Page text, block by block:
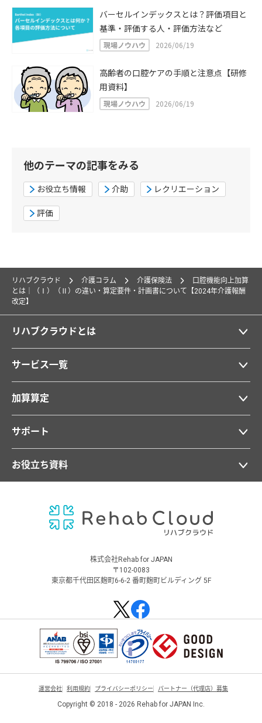
バーセルインデックスとは？評価項目と
基準・評価する人・評価方法など
現場ノウハウ 2026/06/19
高齢者の口腔ケアの手順と注意点【研修
用資料】
現場ノウハウ 2026/06/19
他のテーマの記事をみる
お役立ち情報 介助 レクリエーション
評価
リハブクラウド 介護コラム 介護保険法
口腔機能向上加算
とは｜（Ⅰ）（Ⅱ）の違い・算定要件・計画書について【2024年介護報酬
改定】
リハブクラウドとは
サービス一覧
加算算定
サポート
お役立ち資料
株式会社Rehab for JAPAN
〒102-0083
東京都千代田区麹町6-6-2 番町麹町ビルディング 5F
運営会社 利用規約 プライバシーポリシー パートナー（代理店）募集
Copyright © 2018 - 2026 Rehab for JAPAN Inc.